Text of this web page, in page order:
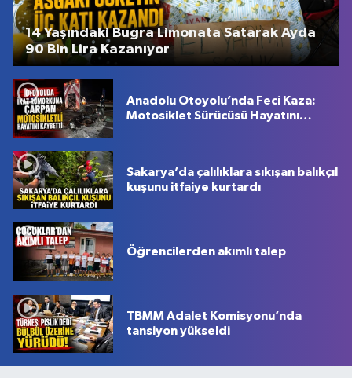
14 Yaşındaki Buğra Limonata Satarak Ayda
90 Bin Lira Kazanıyor
Anadolu Otoyolu’nda Feci Kaza:
Motosiklet Sürücüsü Hayatını
Sakarya’da çalılıklara sıkışan balıkçıl
kuşunu itfaiye kurtardı
Öğrencilerden akımlı talep
TBMM Adalet Komisyonu’nda
tansiyon yükseldi